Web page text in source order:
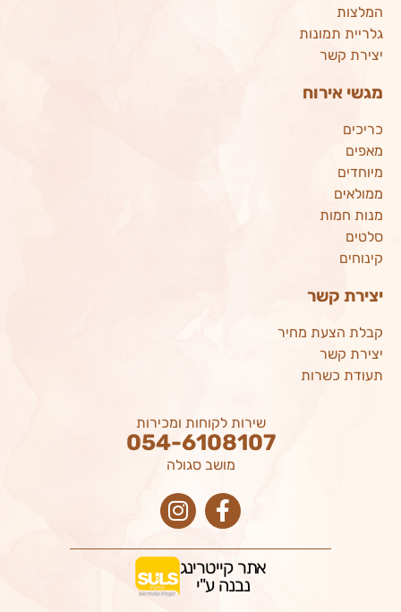
המלצות
גלריית תמונות
יצירת קשר
מגשי אירוח
כריכים
מאפים
מיוחדים
ממולאים
מנות חמות
סלטים
קינוחים
יצירת קשר
קבלת הצעת מחיר
יצירת קשר
תעודת כשרות
שירות לקוחות ומכירות
054-6108107
מושב סגולה
אתר קייטרינג
נבנה ע"י